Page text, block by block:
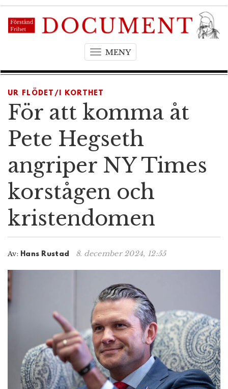
MENYT
g
e
n
a
i
g
a
t
o
n
UR FLÖDET/I KORTHET
För att komma åt
Pete Hegseth
angriper NY Times
korstågen och
kristendomen
Av: Hans Rustad 8. december 2024, 12:55